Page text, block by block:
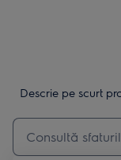
Descrie pe scurt
Type to search for